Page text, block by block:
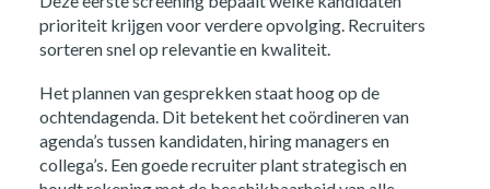
prioriteit krijgen voor verdere opvolging. Recruiters
sorteren snel op relevantie en kwaliteit.
Het plannen van gesprekken staat hoog op de
ochtendagenda. Dit betekent het coördineren van
agenda’s tussen kandidaten, hiring managers en
collega’s. Een goede recruiter plant strategisch en